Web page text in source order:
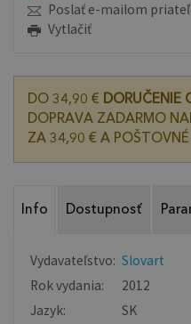
Poslať e-mailom
Vytlačiť
DO 34,90 € DORUČENIE
DOPRAVA ZADARMO
ZA 34,90 € A
Info Dostupnosť
Vydavateľstvo: Slovart
Rok vydania:
2012
Jazyk:
SK